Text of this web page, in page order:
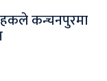
कन्चनपुरमा